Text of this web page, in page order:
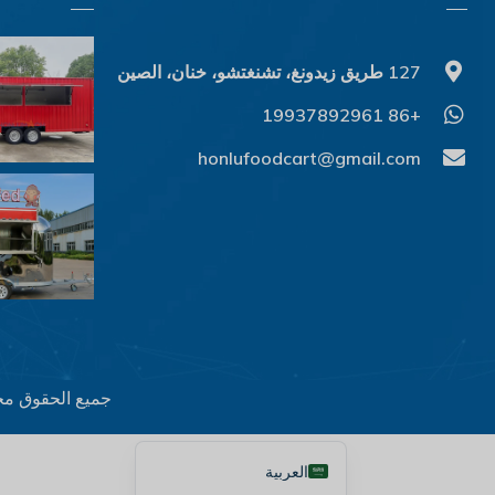
127 طريق زيدونغ، تشنغتشو، خنان، الصين
+86 19937892961
honlufoodcart@gmail.com
جميع الحقوق
العربية
English
Shqip
Македонски јазик